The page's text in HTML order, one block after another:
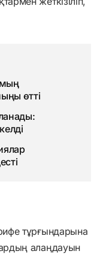
мың
өтті
тұрғындарына
алаңдауын